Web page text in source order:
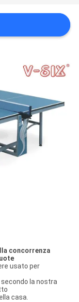
concorrenza
usato per
la nostra
casa.